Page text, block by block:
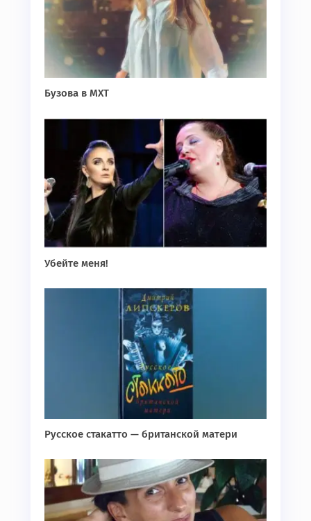
Бузова в МХТ
Убейте меня!
Русское стакатто — британской матери